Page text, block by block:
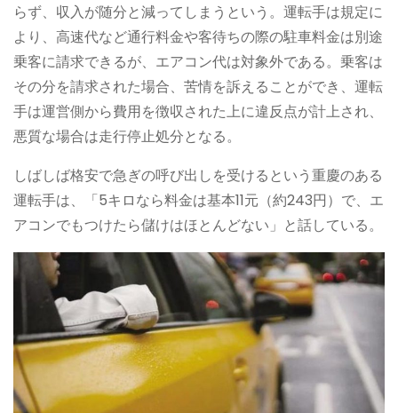
らず、収入が随分と減ってしまうという。運転手は規定に
より、高速代など通行料金や客待ちの際の駐車料金は別途
乗客に請求できるが、エアコン代は対象外である。乗客は
その分を請求された場合、苦情を訴えることができ、運転
手は運営側から費用を徴収された上に違反点が計上され、
悪質な場合は走行停止処分となる。
しばしば格安で急ぎの呼び出しを受けるという重慶のある
運転手は、「5キロなら料金は基本11元（約243円）で、エ
アコンでもつけたら儲けはほとんどない」と話している。